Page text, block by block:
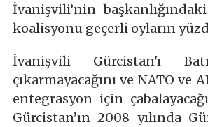
İvanişvili’nin
koalisyonu geçerli oyların
İvanişvili Gürcistan'ı
çıkarmayacağını ve NATO ve
entegrasyon için
Gürcistan’ın 2008 yılında